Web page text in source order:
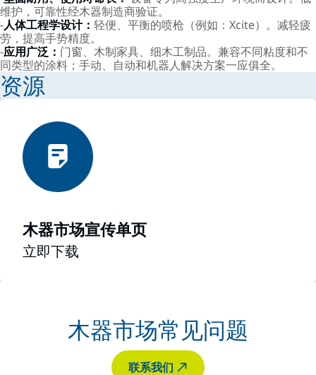
维护，可靠性经木器制造商验证。
-人体工程学设计： 轻便、平衡的喷枪（例如：Xcite）。减轻疲
劳，提高手势精度。
-应用广泛： 门窗、木制家具、细木工制品。兼容不同粘度和不
同类型的涂料；手动、自动和机器人解决方案一应俱全。
资源
木器市场宣传单页
立即下载
木器市场常见问题
联系我们